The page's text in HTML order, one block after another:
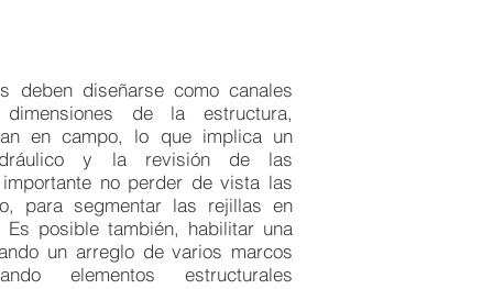
deben diseñarse como canales
de la estructura,
en campo, lo que implica un
y la revisión de las
no perder de vista las
para segmentar las rejillas en
posible también, habilitar una
un arreglo de varios marcos
elementos estructurales